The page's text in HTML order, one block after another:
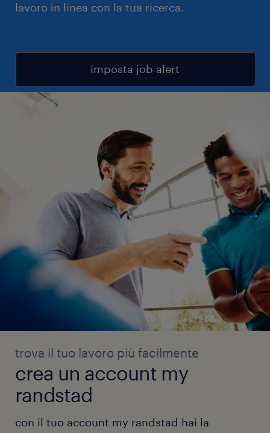
lavoro in linea con la tua ricerca.
imposta job alert
trova il tuo lavoro più facilmente
crea un account my
randstad
con il tuo account my randstad hai la